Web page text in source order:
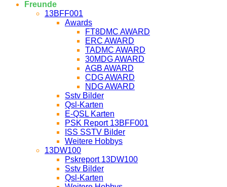
Freunde
13BFF001
Awards
FT8DMC AWARD
ERC AWARD
TADMC AWARD
30MDG AWARD
AGB AWARD
CDG AWARD
NDG AWARD
Sstv Bilder
Qsl-Karten
E-QSL Karten
PSK Report 13BFF001
ISS SSTV Bilder
Weitere Hobbys
13DW100
Pskreport 13DW100
Sstv Bilder
Qsl-Karten